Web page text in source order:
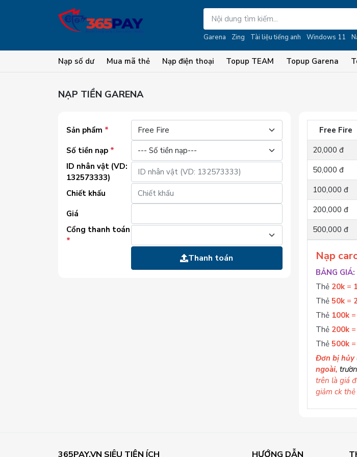
Garena Zing Tài liệu tiếng anh Windows 11
Nạp số dư Mua mã thẻ Nạp điện thoại Topup TEAM Topup Garena
NẠP TIỀN GARENA
Sản phẩm *
Số tiền nạp *
ID nhân vật (VD:
132573333)
Chiết khấu
Giá
Cổng thanh toán
*
Thanh toán
Free Fire
20,000 đ
50,000 đ
100,000 đ
200,000 đ
500,000 đ
Nạp
BẢNG GIÁ:
Thẻ 20k =
Thẻ 50k =
Thẻ 100k =
Thẻ 200k =
Thẻ 500k =
Đơn bị hủy
ngoài,
trên là giá
giảm ck thẻ
365PAY.VN SIÊU TIỆN ÍCH HƯỚNG DẪN